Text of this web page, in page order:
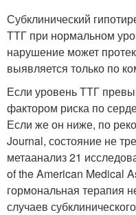
Субклинический
ТТГ при нормальном
нарушение может
выявляется только по
Если уровень ТТГ
фактором риска по
Если же он ниже, по
Journal, состояние не
метаанализ 21
of the American Medical
гормональная терапия
случаев